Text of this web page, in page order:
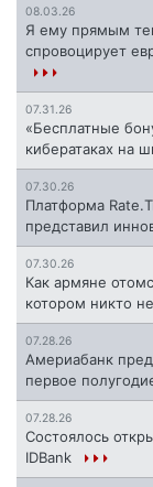
08.03.26
Я ему прямым
спровоцирует
07.31.26
«Бесплатные
кибератаках на
07.30.26
Платформа
представил
07.30.26
Как армяне
котором никто
07.28.26
Америабанк
первое
07.28.26
Состоялось
IDBank